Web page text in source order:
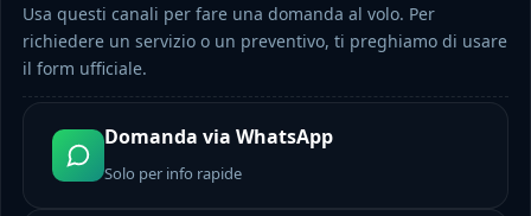
Usa questi canali per fare una domanda al volo. Per
richiedere un servizio o un preventivo, ti preghiamo di usare
il form ufficiale.
Domanda via WhatsApp
Solo per info rapide